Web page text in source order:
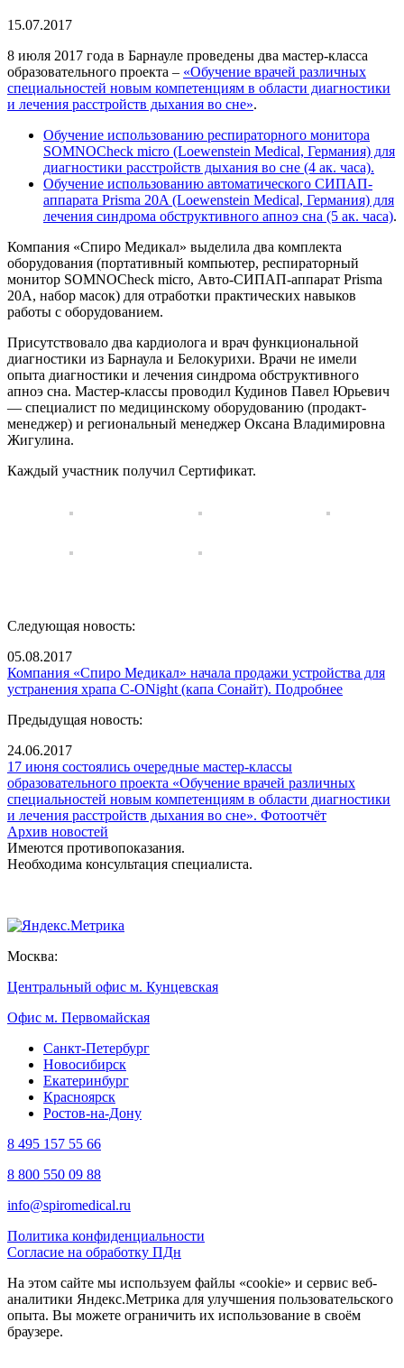
15.07.2017
8 июля 2017 года в Барнауле проведены два мастер-класса
образовательного проекта – «Обучение врачей различных
специальностей новым компетенциям в области диагностики
и лечения расстройств дыхания во сне».
Обучение использованию респираторного монитора
SOMNOCheck micro (Loewenstein Medical, Германия) для
диагностики расстройств дыхания во сне (4 ак. часа).
Обучение использованию автоматического СИПАП-
аппарата Prisma 20A (Loewenstein Medical, Германия) для
лечения синдрома обструктивного апноэ сна (5 ак. часа).
Компания «Спиро Медикал» выделила два комплекта
оборудования (портативный компьютер, респираторный
монитор SOMNOCheck micro, Авто-СИПАП-аппарат Prisma
20A, набор масок) для отработки практических навыков
работы с оборудованием.
Присутствовало два кардиолога и врач функциональной
диагностики из Барнаула и Белокурихи. Врачи не имели
опыта диагностики и лечения синдрома обструктивного
апноэ сна. Мастер-классы проводил Кудинов Павел Юрьевич
— специалист по медицинскому оборудованию (продакт-
менеджер) и региональный менеджер Оксана Владимировна
Жигулина.
Каждый участник получил Сертификат.
Следующая новость:
05.08.2017
Компания «Спиро Медикал» начала продажи устройства для
устранения храпа C-ONight (капа Сонайт). Подробнее
Предыдущая новость:
24.06.2017
17 июня состоялись очередные мастер-классы
образовательного проекта «Обучение врачей различных
специальностей новым компетенциям в области диагностики
и лечения расстройств дыхания во сне». Фотоотчёт
Архив новостей
Имеются противопоказания.
Необходима консультация специалиста.
Москва:
Центральный офис м. Кунцевская
Офис м. Первомайская
Санкт-Петербург
Новосибирск
Екатеринбург
Красноярск
Ростов-на-Дону
8 495 157 55 66
8 800 550 09 88
info@spiromedical.ru
Политика конфиденциальности
Согласие на обработку ПДн
На этом сайте мы используем файлы «cookie» и сервис веб-
аналитики Яндекс.Метрика для улучшения пользовательского
опыта. Вы можете ограничить их использование в своём
браузере.